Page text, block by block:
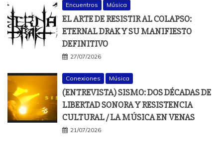
Encuentros Música
EL ARTE DE RESISTIR AL COLAPSO:
ETERNAL DRAK Y SU MANIFIESTO
DEFINITIVO
27/07/2026
Conexiones Música
(ENTREVISTA) SISMO: DOS DÉCADAS DE
LIBERTAD SONORA Y RESISTENCIA
CULTURAL / LA MÚSICA EN VENAS
21/07/2026